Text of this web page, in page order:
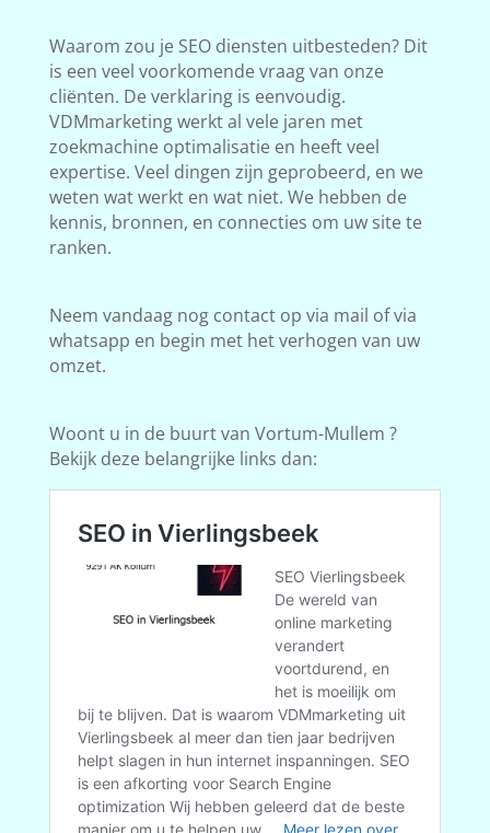
Waarom zou je SEO diensten uitbesteden? Dit
is een veel voorkomende vraag van onze
cliënten. De verklaring is eenvoudig.
VDMmarketing werkt al vele jaren met
zoekmachine optimalisatie en heeft veel
expertise. Veel dingen zijn geprobeerd, en we
weten wat werkt en wat niet. We hebben de
kennis, bronnen, en connecties om uw site te
ranken.
Neem vandaag nog contact op via mail of via
whatsapp en begin met het verhogen van uw
omzet.
Woont u in de buurt van Vortum-Mullem ?
Bekijk deze belangrijke links dan: